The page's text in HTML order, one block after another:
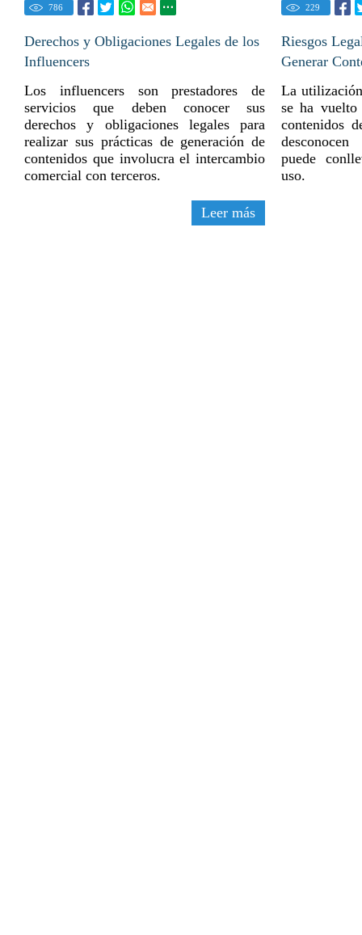
786
Derechos y Obligaciones Legales de los
Influencers
Los influencers son prestadores de
servicios que deben conocer sus
derechos y obligaciones legales para
realizar sus prácticas de generación de
contenidos que involucra el intercambio
comercial con terceros.
Leer más
229
Riesgos
Generar
La
se ha vuelto
contenidos
puede
uso.